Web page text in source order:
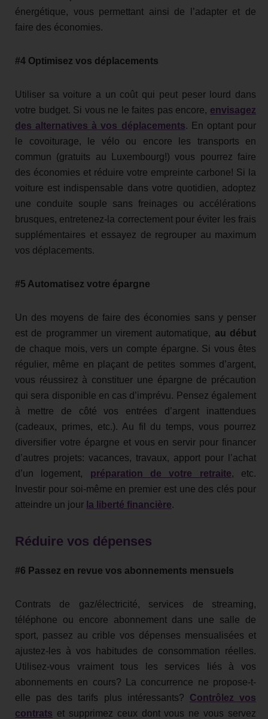
énergétique, vous permettant ainsi de l’adapter et de
faire des économies.
#4 Optimisez vos déplacements
Utiliser sa voiture a un coût qui peut peser lourd dans
votre budget. Si vous ne le faites pas encore, envisagez
des alternatives à vos déplacements. En optant pour
le covoiturage, le vélo ou encore les transports en
commun (gratuits au Luxembourg!) vous pourrez faire
des économies et réduire votre empreinte carbone! Si la
voiture est indispensable dans votre quotidien, adoptez
une conduite souple sans freinages ou accélérations
brusques, entretenez-la correctement pour éviter les frais
supplémentaires et essayez de regrouper au maximum
vos déplacements.
#5 Automatisez votre épargne
Un des moyens de faire des économies sans y penser
est de programmer un virement automatique, au début
de chaque mois, vers un compte épargne. Si vous êtes
régulier, même en plaçant de petites sommes d’argent,
vous réussirez à constituer une épargne de précaution
qui sera disponible en cas d’imprévu. Pensez également
à mettre de côté vos entrées d’argent inattendues
(cadeaux, primes, etc.). Au fil du temps, vous pourrez
diversifier votre épargne et vous en servir pour financer
d’autres projets: vacances, travaux, apport pour l’achat
d’un logement, préparation de votre retraite, etc.
Investir pour soi-même en premier est une des clés pour
atteindre un jour la liberté financière.
Réduire vos dépenses
#6 Passez en revue vos abonnements mensuels
Contrats de gaz/électricité, services de streaming,
téléphone ou encore abonnement dans une salle de
sport, passez au crible vos dépenses mensualisées et
ajustez-les à vos habitudes de consommation réelles.
Utilisez-vous vraiment tous les services liés à vos
abonnements en cours? La concurrence ne propose-t-
elle pas des tarifs plus intéressants? Contrôlez vos
contrats et supprimez ceux dont vous ne vous servez